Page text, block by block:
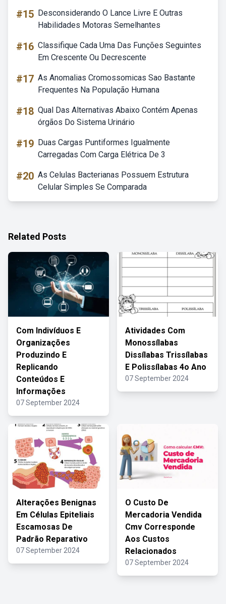
#15 Desconsiderando O Lance Livre E Outras
Habilidades Motoras Semelhantes
#16 Classifique Cada Uma Das Funções Seguintes
Em Crescente Ou Decrescente
#17 As Anomalias Cromossomicas Sao Bastante
Frequentes Na População Humana
#18 Qual Das Alternativas Abaixo Contém Apenas
órgãos Do Sistema Urinário
#19 Duas Cargas Puntiformes Igualmente
Carregadas Com Carga Elétrica De 3
#20 As Celulas Bacterianas Possuem Estrutura
Celular Simples Se Comparada
Related Posts
Com Indivíduos E
Organizações
Produzindo E
Replicando
Conteúdos E
Informações
07 September 2024
Atividades Com
Monossílabas
Dissílabas Trissílabas
E Polissílabas 4o Ano
07 September 2024
Alterações Benignas
Em Células Epiteliais
Escamosas De
Padrão Reparativo
07 September 2024
O Custo De
Mercadoria Vendida
Cmv Corresponde
Aos Custos
Relacionados
07 September 2024